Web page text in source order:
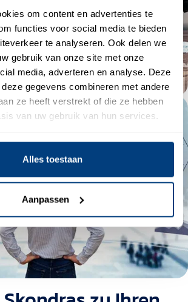
om content en advertenties te
functies voor social media te bieden
te analyseren. Ook delen we
gebruik van onze site met onze
media, adverteren en analyse. Deze
gegevens combineren met andere
ze heeft verstrekt of die ze hebben
van uw gebruik van hun services.
Alles toestaan
Aanpassen